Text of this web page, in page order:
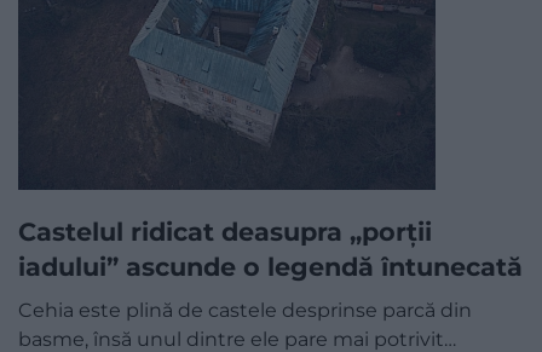
Castelul ridicat deasupra „porții
iadului” ascunde o legendă întunecată
Cehia este plină de castele desprinse parcă din
basme, însă unul dintre ele pare mai potrivit…